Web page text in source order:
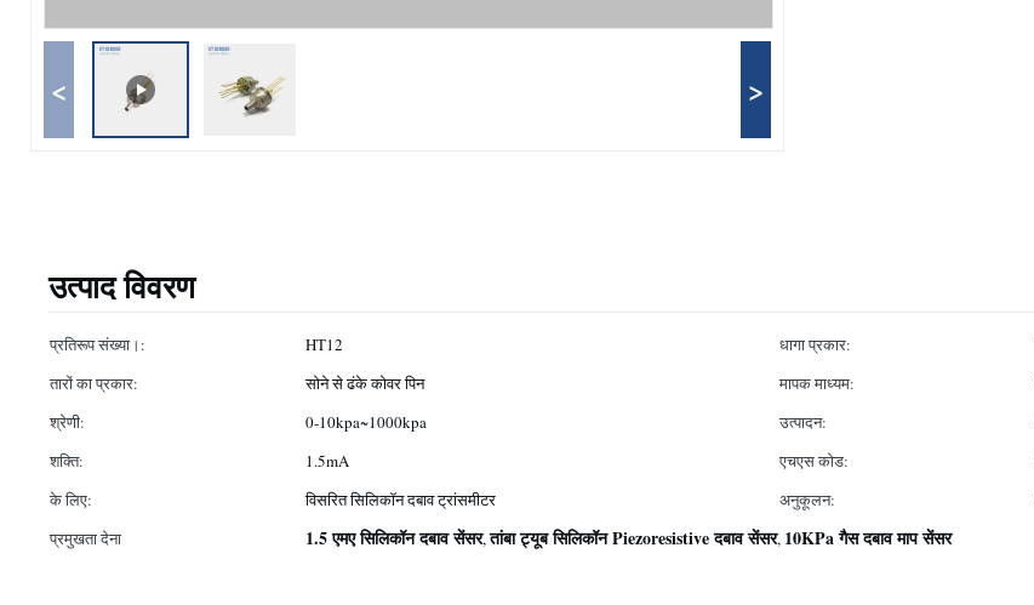
< >
उत्पाद विवरण
प्रतिरूप संख्या।: HT12 धागा प्रकार:
तारों का प्रकार:
सोने से ढंके कोवर पिन मापक माध्यम:
श्रेणी:
0-10kpa~1000kpa उत्पादन:
शक्ति:
1.5mA एचएस कोड:
के लिए:
विसरित सिलिकॉन दबाव ट्रांसमीटर अनुकूलन:
प्रमुखता देना
1.5 एमए सिलिकॉन दबाव सेंसर,तांबा ट्यूब सिलिकॉन Piezoresistive दबाव सेंसर, 10KPa गैस दबाव माप सेंसर